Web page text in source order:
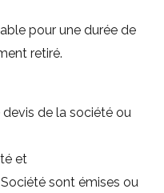
pour une durée de
retiré.
de la société ou
et
sont émises ou